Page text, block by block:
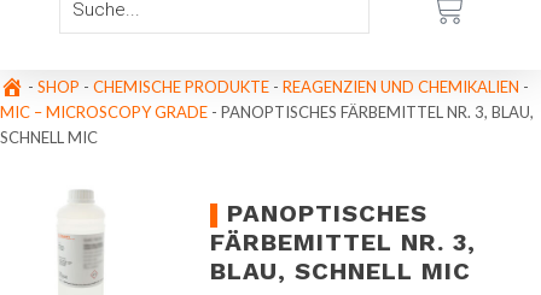
- SHOP - CHEMISCHE PRODUKTE - REAGENZIEN UND CHEMIKALIEN -
MIC – MICROSCOPY GRADE - PANOPTISCHES FÄRBEMITTEL NR. 3, BLAU,
SCHNELL MIC
PANOPTISCHES
FÄRBEMITTEL NR. 3,
BLAU, SCHNELL MIC